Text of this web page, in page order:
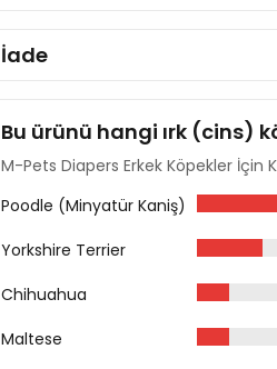
İade
Bu ürünü hangi ırk (cins)
M-Pets Diapers Erkek Köpekler İçin
Poodle (Minyatür Kaniş)
Yorkshire Terrier
Chihuahua
Maltese